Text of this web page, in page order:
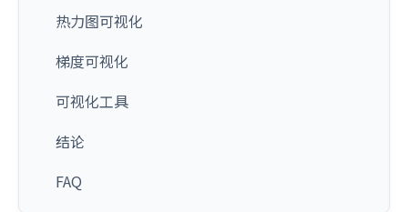
热力图可视化
梯度可视化
可视化工具
结论
FAQ